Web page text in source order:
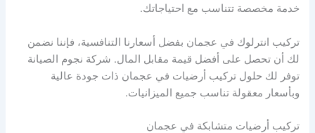
خدمة مخصصة تتناسب مع احتياجاتك.
تركيب انترلوك في عجمان بفضل أسعارنا التنافسية، فإننا نضمن
لك أن تحصل على أفضل قيمة مقابل المال. شركة نجوم الصيانة
توفر لك حلول تركيب أرضيات في عجمان ذات جودة عالية
وبأسعار معقولة تناسب جميع الميزانيات.
تركيب أرضيات متشابكة في عجمان